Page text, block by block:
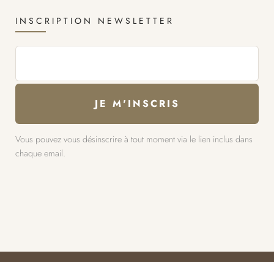
INSCRIPTION NEWSLETTER
Vous pouvez vous désinscrire à tout moment via le lien inclus dans
chaque email.